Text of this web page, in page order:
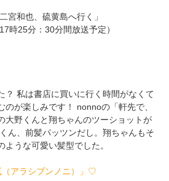
宮和也、硫黄島へ行く」
時25分：30分間放送予定）
？ 私は書店に買いに行く時間がなくて
のが楽しみです！ nonnoの「軒先で、
大野くんと翔ちゃんのツーショットが
ん、前髪パッツンだし。翔ちゃんもそ
うな可愛い髪型でした。
アラシブンノニ）」♡